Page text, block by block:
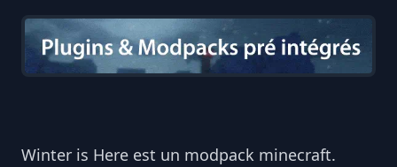
Winter is Here est un modpack minecraft.